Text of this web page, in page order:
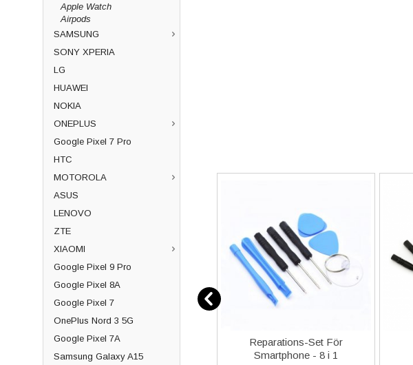
Apple Watch
Airpods
SAMSUNG
SONY XPERIA
LG
HUAWEI
NOKIA
ONEPLUS
Google Pixel 7 Pro
HTC
MOTOROLA
ASUS
LENOVO
ZTE
XIAOMI
Google Pixel 9 Pro
Google Pixel 8A
Google Pixel 7
OnePlus Nord 3 5G
Google Pixel 7A
Samsung Galaxy A15
Samsung Galaxy Xcover 5
Batteri Original
Reparations-Set För
Smartphone - 8 i 1